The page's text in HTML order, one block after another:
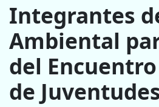
Integrantes
Ambiental
del
de